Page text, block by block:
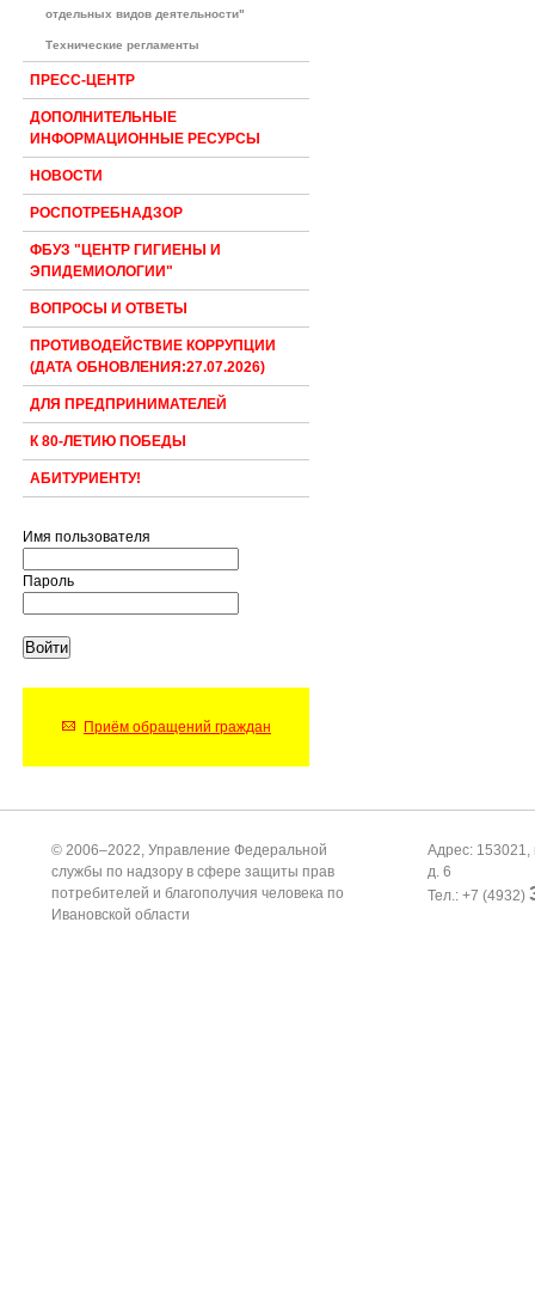
отдельных видов деятельности"
Технические регламенты
ПРЕСС-ЦЕНТР
ДОПОЛНИТЕЛЬНЫЕ
ИНФОРМАЦИОННЫЕ РЕСУРСЫ
НОВОСТИ
РОСПОТРЕБНАДЗОР
ФБУЗ "ЦЕНТР ГИГИЕНЫ И
ЭПИДЕМИОЛОГИИ"
ВОПРОСЫ И ОТВЕТЫ
ПРОТИВОДЕЙСТВИЕ КОРРУПЦИИ
(ДАТА ОБНОВЛЕНИЯ:27.07.2026)
ДЛЯ ПРЕДПРИНИМАТЕЛЕЙ
К 80-ЛЕТИЮ ПОБЕДЫ
АБИТУРИЕНТУ!
Имя пользователя
Пароль
Приём обращений граждан
© 2006–2022, Управление Федеральной
службы по надзору в сфере защиты прав
потребителей и благополучия человека по
Ивановской области
Адрес: 153021,
д. 6
Тел.: +7 (4932)